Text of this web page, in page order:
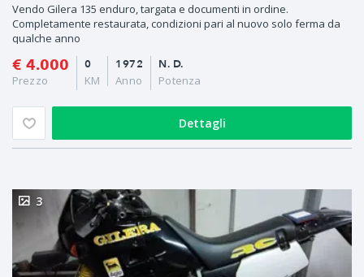
Vendo Gilera 135 enduro, targata e documenti in ordine.
Completamente restaurata, condizioni pari al nuovo solo ferma da
qualche anno
€ 4.000
Prezzo
1972
Anno
0
KM
N. D.
Potenza
Dettagli
3